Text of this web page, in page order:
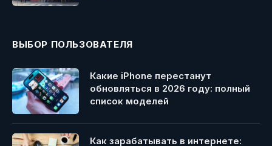
ВЫБОР ПОЛЬЗОВАТЕЛЯ
Какие iPhone перестанут
обновляться в 2026 году: полный
список моделей
Как зарабатывать в интернете: